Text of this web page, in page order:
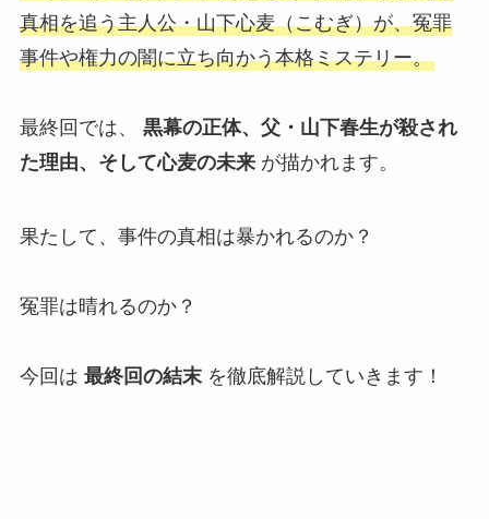
真相を追う主人公・山下心麦（こむぎ）が、冤罪
事件や権力の闇に立ち向かう本格ミステリー。
最終回では、 黒幕の正体、父・山下春生が殺され
た理由、そして心麦の未来が描かれます。
果たして、事件の真相は暴かれるのか？
冤罪は晴れるのか？
今回は 最終回の結末を徹底解説していきます！